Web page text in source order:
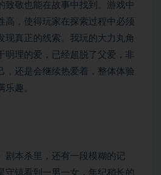
致敬也能在故事中找到。游戏中
高，使得玩家在探索过程中必须
现真正的线索。我玩的大力丸角
明理的爱，已经超脱了父爱，非
，还是会继续热爱着，整体体验
乐趣。
剧本杀里，还有一段模糊的记
守镇看到一男一女，年纪稍长的